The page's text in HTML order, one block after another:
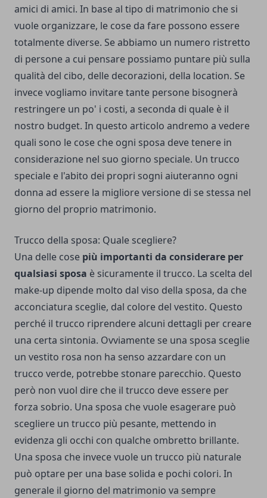
amici di amici. In base al tipo di matrimonio che si
vuole organizzare, le cose da fare possono essere
totalmente diverse. Se abbiamo un numero ristretto
di persone a cui pensare possiamo puntare più sulla
qualità del cibo, delle decorazioni, della location. Se
invece vogliamo invitare tante persone bisognerà
restringere un po' i costi, a seconda di quale è il
nostro budget. In questo articolo andremo a vedere
quali sono le cose che ogni sposa deve tenere in
considerazione nel suo giorno speciale. Un trucco
speciale e l'abito dei propri sogni aiuteranno ogni
donna ad essere la migliore versione di se stessa nel
giorno del proprio matrimonio.
Trucco della sposa: Quale scegliere?
Una delle cose più importanti da considerare per
qualsiasi sposa è sicuramente il trucco. La scelta del
make-up dipende molto dal viso della sposa, da che
acconciatura sceglie, dal colore del vestito. Questo
perché il trucco riprendere alcuni dettagli per creare
una certa sintonia. Ovviamente se una sposa sceglie
un vestito rosa non ha senso azzardare con un
trucco verde, potrebbe stonare parecchio. Questo
però non vuol dire che il trucco deve essere per
forza sobrio. Una sposa che vuole esagerare può
scegliere un trucco più pesante, mettendo in
evidenza gli occhi con qualche ombretto brillante.
Una sposa che invece vuole un trucco più naturale
può optare per una base solida e pochi colori. In
generale il giorno del matrimonio va sempre